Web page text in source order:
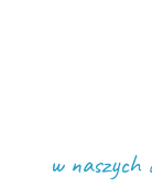
w naszych